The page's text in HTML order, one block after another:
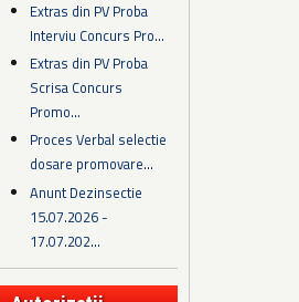
Extras din PV Proba
Interviu Concurs Pro...
Extras din PV Proba
Scrisa Concurs
Promo...
Proces Verbal selectie
dosare promovare...
Anunt Dezinsectie
15.07.2026 -
17.07.202...